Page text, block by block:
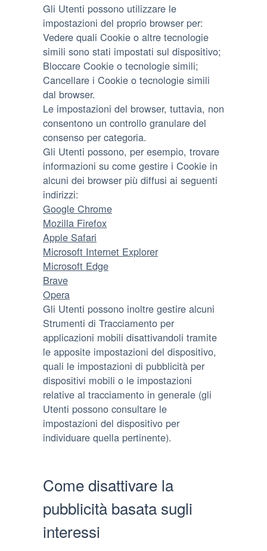
Gli Utenti possono utilizzare le
impostazioni del proprio browser per:
Vedere quali Cookie o altre tecnologie
simili sono stati impostati sul dispositivo;
Bloccare Cookie o tecnologie simili;
Cancellare i Cookie o tecnologie simili
dal browser.
Le impostazioni del browser, tuttavia, non
consentono un controllo granulare del
consenso per categoria.
Gli Utenti possono, per esempio, trovare
informazioni su come gestire i Cookie in
alcuni dei browser più diffusi ai seguenti
indirizzi:
Google Chrome
Mozilla Firefox
Apple Safari
Microsoft Internet Explorer
Microsoft Edge
Brave
Opera
Gli Utenti possono inoltre gestire alcuni
Strumenti di Tracciamento per
applicazioni mobili disattivandoli tramite
le apposite impostazioni del dispositivo,
quali le impostazioni di pubblicità per
dispositivi mobili o le impostazioni
relative al tracciamento in generale (gli
Utenti possono consultare le
impostazioni del dispositivo per
individuare quella pertinente).
Come disattivare la
pubblicità basata sugli
interessi